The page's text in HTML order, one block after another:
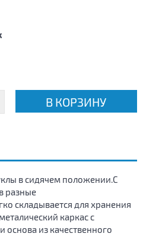
В КОРЗИНУ
в сидячем положении.С
разные
складывается для хранения
каркас с
из качественного